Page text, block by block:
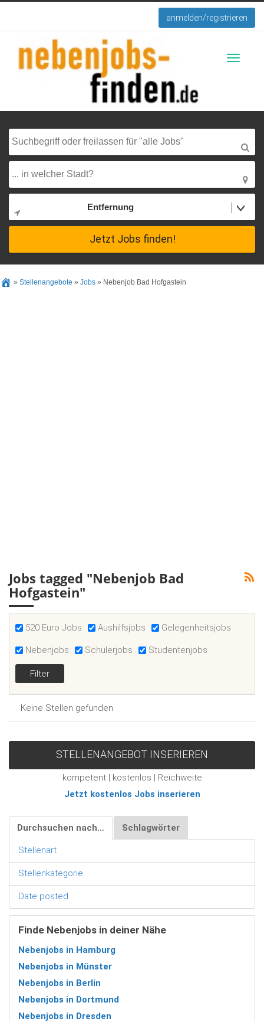
anmelden/registrieren
Entfernung
Jetzt Jobs finden!
» Stellenangebote » Jobs » Nebenjob Bad Hofgastein
Jobs tagged "Nebenjob Bad
Hofgastein"
520 Euro Jobs Aushilfsjobs Gelegenheitsjobs
Nebenjobs Schülerjobs Studentenjobs
Keine Stellen gefunden
STELLENANGEBOT INSERIEREN
kompetent | kostenlos | Reichweite
Jetzt kostenlos Jobs inserieren
Durchsuchen nach… Schlagwörter
Stellenart
Stellenkategorie
Date posted
Finde Nebenjobs in deiner Nähe
Nebenjobs in Hamburg
Nebenjobs in Münster
Nebenjobs in Berlin
Nebenjobs in Dortmund
Nebenjobs in Dresden